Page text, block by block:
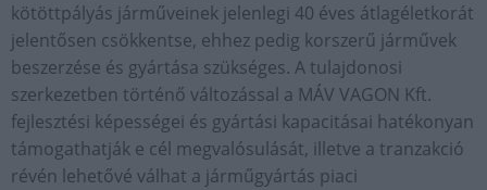
kötöttpályás járműveinek jelenlegi 40 éves átlagéletkorát
jelentősen csökkentse, ehhez pedig korszerű járművek
beszerzése és gyártása szükséges. A tulajdonosi
szerkezetben történő változással a MÁV VAGON Kft.
fejlesztési képességei és gyártási kapacitásai hatékonyan
támogathatják e cél megvalósulását, illetve a tranzakció
révén lehetővé válhat a járműgyártás piaci